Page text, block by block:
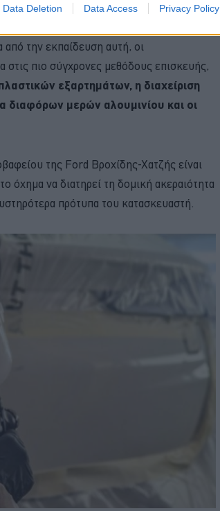
Data Deletion Data Access Privacy Policy
FCCN κατέχει η εξειδικευμένη
την εκπαίδευση αυτή, οι
στις πιο σύγχρονες μεθόδους επισκευής,
εξαρτημάτων, η διαχείριση
διαφόρων μερών αλουμινίου και οι
της Ford Βροχίδης-Χατζής είναι
όχημα να διατηρεί τη δομική ακεραιότητα
πρότυπα του κατασκευαστή.